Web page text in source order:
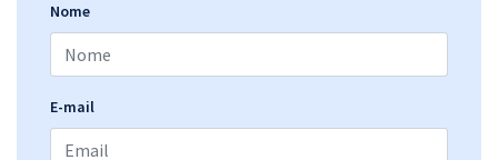
Nome
E-mail